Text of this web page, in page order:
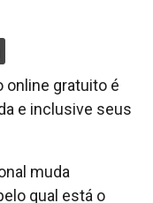
online gratuito é
e inclusive seus
muda
qual está o